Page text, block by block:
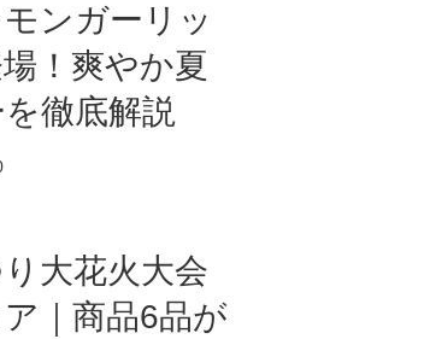
ンガーリッ
！爽やか夏
徹底解説
大花火大会
｜商品6品が